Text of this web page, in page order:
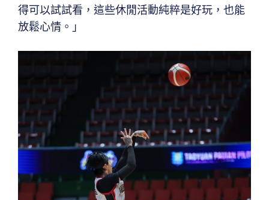
得可以試試看，這些休閒活動純粹是好玩，也能
放鬆心情。」